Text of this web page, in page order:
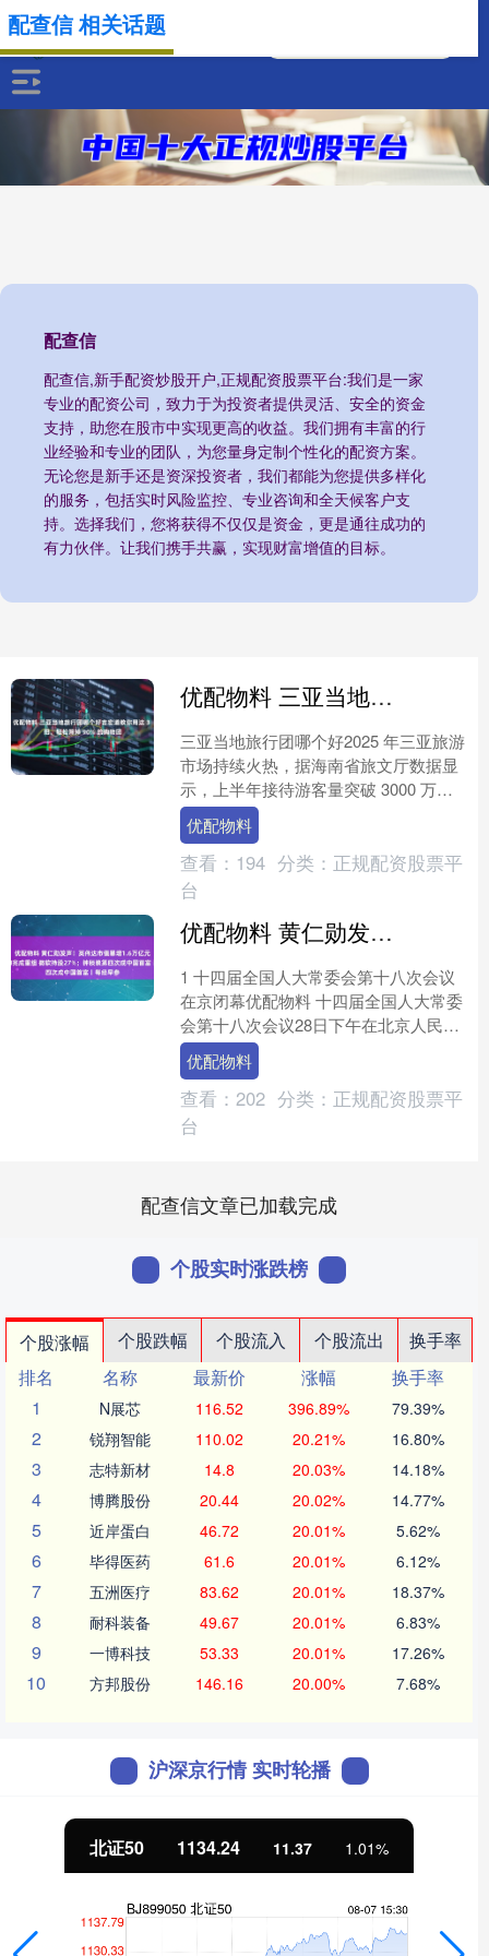
配查信
配查信,新手配资炒股开户,正规配资股票平台:我们是一家
专业的配资公司，致力于为投资者提供灵活、安全的资金
支持，助您在股市中实现更高的收益。我们拥有丰富的行
业经验和专业的团队，为您量身定制个性化的配资方案。
无论您是新手还是资深投资者，我们都能为您提供多样化
的服务，包括实时风险监控、专业咨询和全天候客户支
持。选择我们，您将获得不仅仅是资金，更是通往成功的
有力伙伴。让我们携手共赢，实现财富增值的目标。
配查信 相关话题
优配物料 三亚当地旅行团哪个好吉宏道教你用这 3 招，轻松筛掉 90% 的购物团
三亚当地旅行团哪个好2025 年三亚旅游
市场持续火热，据海南省旅文厅数据显
示，上半年接待游客量突破 3000 万人
次，同比增长 28%。但繁荣背后优配物
料，"低....
优配物料
查看： 194 分类： 正规配资股票平
台
优配物料 黄仁勋发声！英伟达市值暴增1.6万亿元；OpenAI完成重组 微软持股27%；钟睒睒第四次成中国首富丨每经早参
1 十四届全国人大常委会第十八次会议
在京闭幕优配物料 十四届全国人大常委
会第十八次会议28日下午在北京人民大
会堂闭幕。会议经表决，通过了新修订
的海商法、关于修改....
优配物料
查看： 202 分类： 正规配资股票平
台
配查信文章已加载完成
个股实时涨跌榜
个股涨幅 个股跌幅 个股流入 个股流出
换手率
排名
名称 最新价 涨幅
换手率
1
N展芯 116.52 396.89% 79.39%
2 锐翔智能 110.02 20.21% 16.80%
3 志特新材 14.8 20.03% 14.18%
4 博腾股份 20.44 20.02% 14.77%
5 近岸蛋白 46.72 20.01% 5.62%
6 毕得医药 61.6 20.01% 6.12%
7 五洲医疗 83.62 20.01% 18.37%
8 耐科装备 49.67 20.01% 6.83%
9 一博科技 53.33 20.01% 17.26%
10 方邦股份 146.16 20.00% 7.68%
沪深京行情 实时轮播
北证50 1134.24 11.37 1.01%